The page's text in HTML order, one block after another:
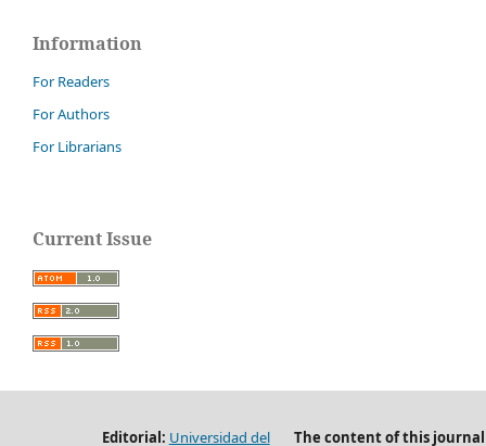
Information
For Readers
For Authors
For Librarians
Current Issue
Editorial: Universidad del
The content of this journal